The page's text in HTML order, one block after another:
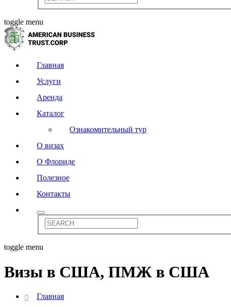
toggle menu
Главная
Услуги
Аренда
Каталог
Ознакомительный тур
О визах
О Флориде
Полезное
Контакты
toggle menu
Визы в США, ПМЖ в США
Главная